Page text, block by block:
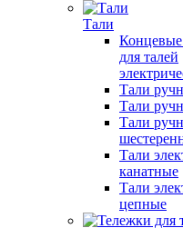
Тали
для талей
Тали
Тали
Тали
Тали
канатные
Тали
цепные